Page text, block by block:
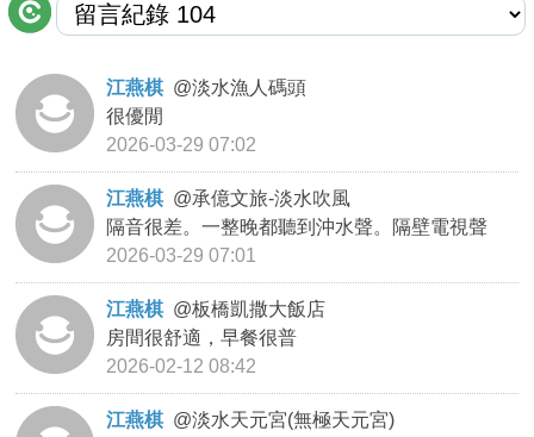
聯絡我們
APP下載
江燕棋 @淡水漁人碼頭
很優閒
2026-03-29 07:02
江燕棋 @承億文旅-淡水吹風
隔音很差。一整晚都聽到沖水聲。隔壁電視聲
2026-03-29 07:01
江燕棋 @板橋凱撒大飯店
房間很舒適，早餐很普
2026-02-12 08:42
江燕棋 @淡水天元宮(無極天元宮)